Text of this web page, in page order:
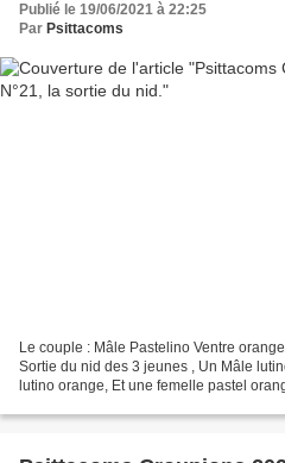
Publié le 19/06/2021 à 22:25
Par Psittacoms
Le couple : Mâle Pastelino Ventre
Sortie du nid des 3 jeunes , Un Mâle
lutino orange, Et une femelle pastel